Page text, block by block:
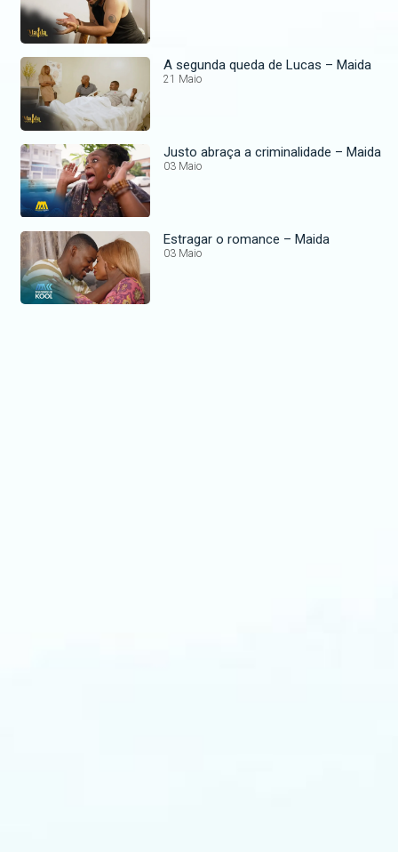
A segunda queda de Lucas – Maida
21 Maio
Justo abraça a criminalidade – Maida
03 Maio
Estragar o romance – Maida
03 Maio